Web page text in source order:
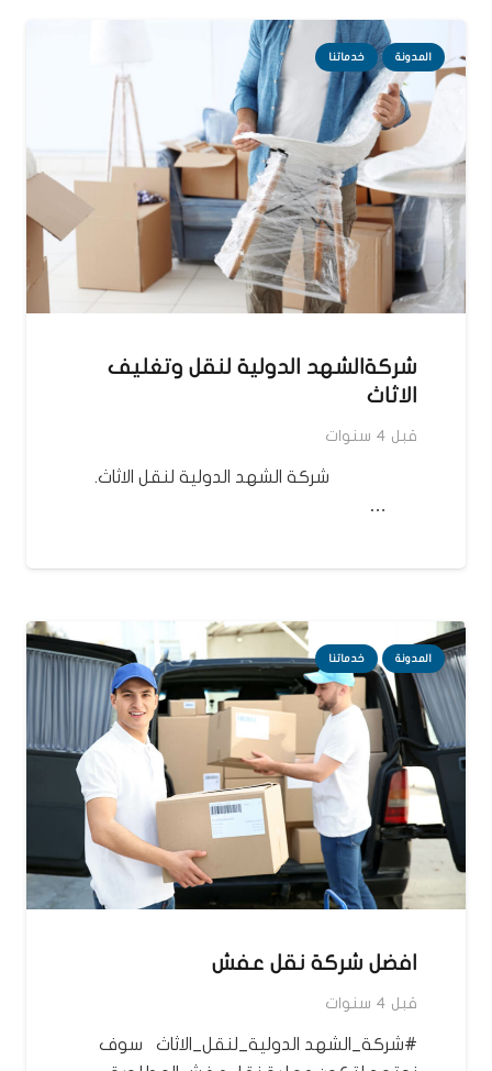
المدونة خدماتنا
شركةالشهد الدولية لنقل وتغليف
الاثاث
قبل 4 سنوات
شركة الشهد الدولية لنقل الاثاث.
…
المدونة خدماتنا
افضل شركة نقل عفش
قبل 4 سنوات
#شركة_الشهد الدولية_لنقل_الاثاث سوف